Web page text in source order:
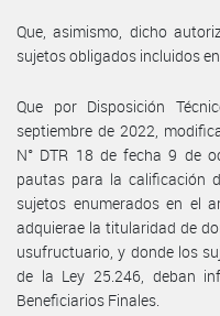
Que, asimismo, dicho
sujetos obligados incluidos
Que por Disposición
septiembre de 2022,
N° DTR 18 de fecha 9 de
pautas para la calificación
sujetos enumerados en el
adquierae la titularidad de
usufructuario, y donde los
de la Ley 25.246, deban
Beneficiarios Finales.